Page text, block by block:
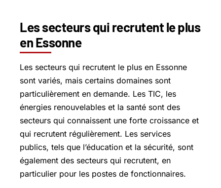
Les secteurs qui recrutent le plus
en Essonne
Les secteurs qui recrutent le plus en Essonne
sont variés, mais certains domaines sont
particulièrement en demande. Les TIC, les
énergies renouvelables et la santé sont des
secteurs qui connaissent une forte croissance et
qui recrutent régulièrement. Les services
publics, tels que l’éducation et la sécurité, sont
également des secteurs qui recrutent, en
particulier pour les postes de fonctionnaires.